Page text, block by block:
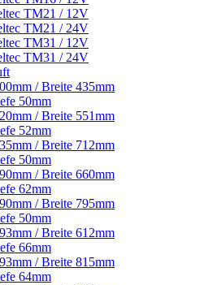
TM21 / 12V
TM21 / 24V
TM31 / 12V
TM31 / 24V
/ Breite 435mm
50mm
/ Breite 551mm
52mm
/ Breite 712mm
50mm
/ Breite 660mm
62mm
/ Breite 795mm
50mm
/ Breite 612mm
66mm
/ Breite 815mm
64mm